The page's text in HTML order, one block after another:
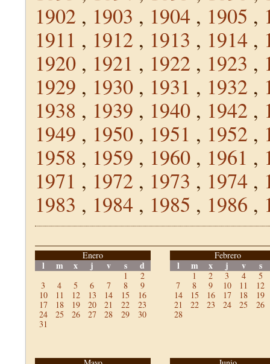
1902 , 1903 , 1904 , 1905 ,
1911 , 1912 , 1913 , 1914 ,
1920 , 1921 , 1922 , 1923 ,
1929 , 1930 , 1931 , 1932 ,
1938 , 1939 , 1940 , 1942 ,
1949 , 1950 , 1951 , 1952 ,
1958 , 1959 , 1960 , 1961 ,
1971 , 1972 , 1973 , 1974 ,
1983 , 1984 , 1985 , 1986 ,
Enero
l m x j v s d
1
2
3
4 5 6 7 8
9
10
11 12 13 14 15
16
17
18 19 20 21 22
23
24
25 26 27 28 29
30
31
Febrero
l m x j v s
1 2 3 4
5
7
8 9 10 11
12
14
15 16 17 18
19
21
22 23 24 25
26
28